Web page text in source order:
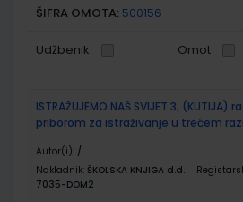
ŠIFRA OMOTA: 500156
Udžbenik Omot
ISTRAŽUJEMO NAŠ SVIJET 3; (KUTIJA)
priborom za istraživanje u trećem
Autor(i): /
Nakladnik: ŠKOLSKA KNJIGA d.d.
7035-DOM2